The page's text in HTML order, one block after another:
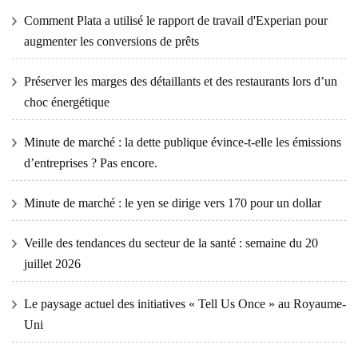
Comment Plata a utilisé le rapport de travail d'Experian pour
augmenter les conversions de prêts
Préserver les marges des détaillants et des restaurants lors d’un
choc énergétique
Minute de marché : la dette publique évince-t-elle les émissions
d’entreprises ? Pas encore.
Minute de marché : le yen se dirige vers 170 pour un dollar
Veille des tendances du secteur de la santé : semaine du 20
juillet 2026
Le paysage actuel des initiatives « Tell Us Once » au Royaume-
Uni